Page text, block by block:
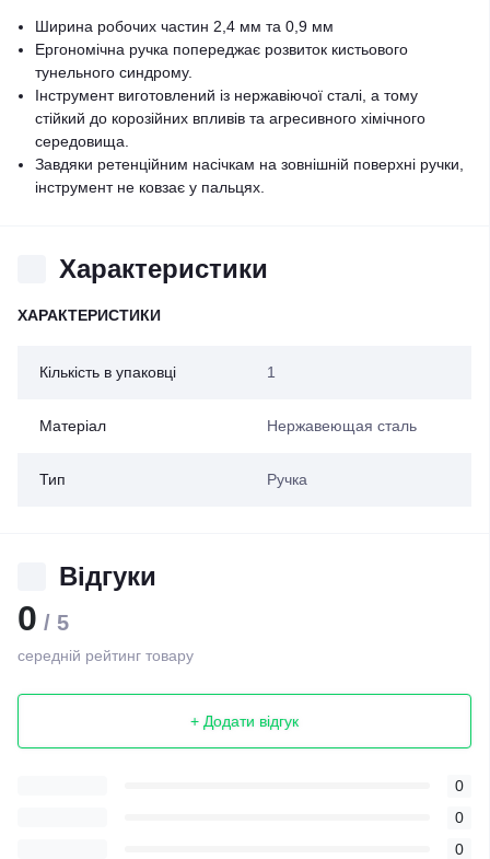
Ширина робочих частин 2,4 мм та 0,9 мм
Ергономічна ручка попереджає розвиток кистьового
тунельного синдрому.
Інструмент виготовлений із нержавіючої сталі, а тому
стійкий до корозійних впливів та агресивного хімічного
середовища.
Завдяки ретенційним насічкам на зовнішній поверхні ручки,
інструмент не ковзає у пальцях.
Характеристики
ХАРАКТЕРИСТИКИ
Кількість в упаковці 1
Матеріал Нержавеющая сталь
Тип Ручка
Відгуки
0 / 5
середній рейтинг товару
+ Додати відгук
0
0
0